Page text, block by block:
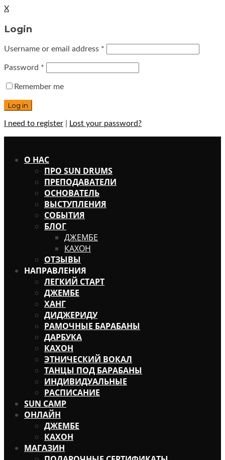
X
Login
Username or email address *
Password *
Remember me
I need to register Lost your password?
О НАС
ПРО SUN DRUMS
ПРЕПОДАВАТЕЛИ
ОСНОВАТЕЛЬ
ВЫСТУПЛЕНИЯ
СОБЫТИЯ
БЛОГ
ДЖЕМБЕ
КАХОН
ОТЗЫВЫ
НАПРАВЛЕНИЯ
ЛЕГКИЙ СТАРТ
ДЖЕМБЕ
ХАНГ
ДИДЖЕРИДУ
РАМОЧНЫЕ БАРАБАНЫ
ДАРБУКА
КАХОН
ЭТНИЧЕСКИЙ ВОКАЛ
ТАНЦЫ ПОД БАРАБАНЫ
ИНДИВИДУАЛЬНЫЕ
РАСПИСАНИЕ
SUN CAMP
ОНЛАЙН
ДЖЕМБЕ
КАХОН
МАГАЗИН